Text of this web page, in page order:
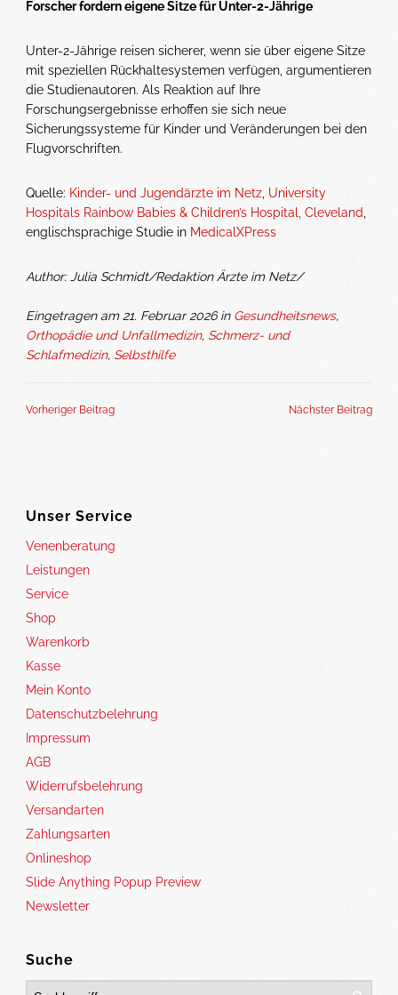
Forscher fordern eigene Sitze für Unter-2-Jährige
Unter-2-Jährige reisen sicherer, wenn sie über eigene Sitze
mit speziellen Rückhaltesystemen verfügen, argumentieren
die Studienautoren. Als Reaktion auf Ihre
Forschungsergebnisse erhoffen sie sich neue
Sicherungssysteme für Kinder und Veränderungen bei den
Flugvorschriften.
Quelle: Kinder- und Jugendärzte im Netz University
Hospitals Rainbow Babies & Children’s Hospital, Cleveland
englischsprachige Studie in MedicalXPress
Author: Julia Schmidt/Redaktion Ärzte im Netz/
Eingetragen am 21. Februar 2026 in Gesundheitsnews,
Orthopädie und Unfallmedizin, Schmerz- und
Schlafmedizin, Selbsthilfe
Vorheriger Beitrag Nächster Beitrag
Unser Service
Venenberatung
Leistungen
Service
Shop
Warenkorb
Kasse
Mein Konto
Datenschutzbelehrung
Impressum
AGB
Widerrufsbelehrung
Versandarten
Zahlungsarten
Onlineshop
Slide Anything Popup Preview
Newsletter
Suche